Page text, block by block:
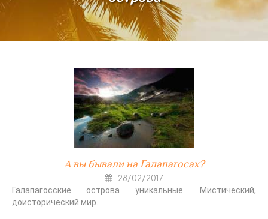
А вы бывали на Галапагосах?
28/02/2017
Галапагосские острова уникальные. Мистический,
доисторический мир.